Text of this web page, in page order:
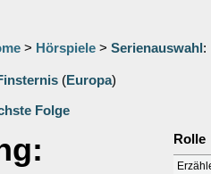
> Hörspiele > Serienauswahl :
(Europa)
Folge
Rolle